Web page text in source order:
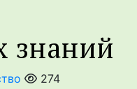
знаний
274